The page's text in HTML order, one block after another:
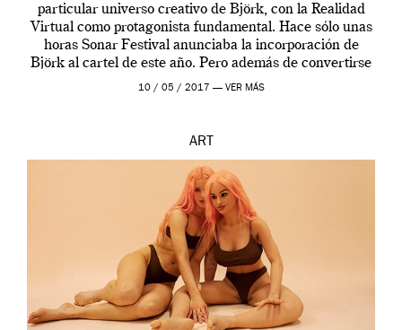
particular universo creativo de Björk, con la Realidad
Virtual como protagonista fundamental. Hace sólo unas
horas Sonar Festival anunciaba la incorporación de
Björk al cartel de este año. Pero además de convertirse
en una de las actuaciones más relevantes […]
10 / 05 / 2017 — VER MÁS
ART